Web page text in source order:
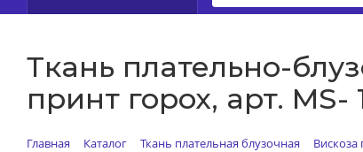
Ткань плательно-
принт горох, арт. MS-
Главная Каталог Ткань плательная блузочная Вискоза